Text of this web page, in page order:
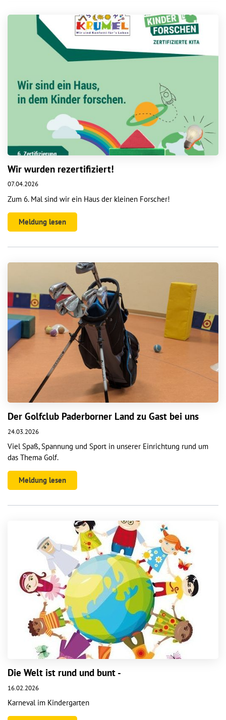
Wir wurden rezertifiziert!
07.04.2026
Zum 6. Mal sind wir ein Haus der kleinen Forscher!
Meldung lesen
Der Golfclub Paderborner Land zu Gast bei uns
24.03.2026
Viel Spaß, Spannung und Sport in unserer Einrichtung rund um
das Thema Golf.
Meldung lesen
Die Welt ist rund und bunt -
16.02.2026
Karneval im Kindergarten